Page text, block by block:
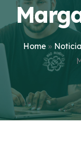
Home »